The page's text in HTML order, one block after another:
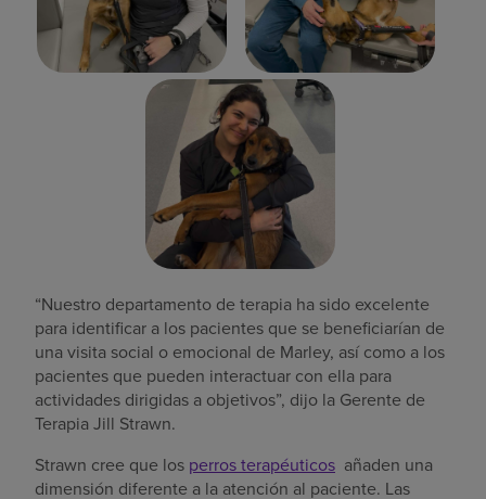
“Nuestro departamento de terapia ha sido excelente
para identificar a los pacientes que se beneficiarían de
una visita social o emocional de Marley, así como a los
pacientes que pueden interactuar con ella para
actividades dirigidas a objetivos”, dijo la Gerente de
Terapia Jill Strawn.
Strawn cree que los perros terapéuticos añaden una
dimensión diferente a la atención al paciente. Las